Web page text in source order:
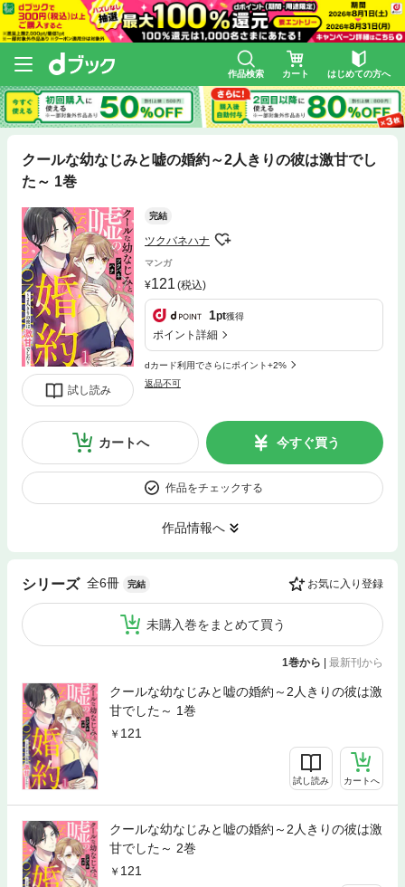
作品検索 カート はじめての方へ
クールな幼なじみと嘘の婚約～2人きりの彼は激甘でし
た～ 1巻
試し読み
完結
ツクバネハナ
マンガ
121 (税込)
1pt獲得
ポイント詳細
dカード利用でさらにポイント+2%
返品不可
カートへ 今すぐ買う
作品をチェックする
作品情報へ
シリーズ 全6冊 完結 お気に入り登録
未購入巻をまとめて買う
1巻から | 最新刊から
クールな幼なじみと嘘の婚約～2人きりの彼は激
甘でした～ 1巻
121
試し読み カートへ
クールな幼なじみと嘘の婚約～2人きりの彼は激
甘でした～ 2巻
121